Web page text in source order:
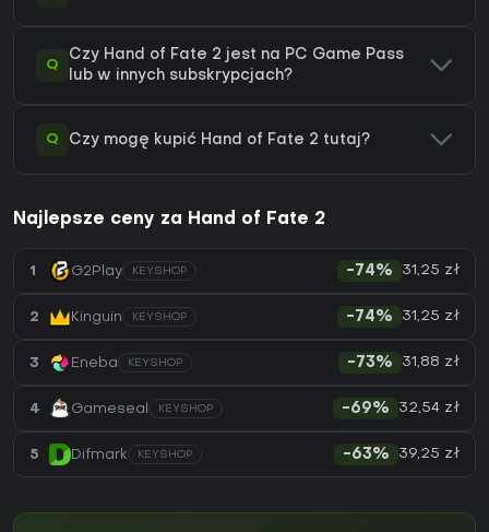
Q
Czy Hand of Fate 2 jest na PC Game Pass
lub w innych subskrypcjach?
Q Czy mogę kupić Hand of Fate 2 tutaj?
Najlepsze ceny za Hand of Fate 2
1 G2Play KEYSHOP -74% 31,25 zł
2 Kinguin KEYSHOP -74% 31,25 zł
3 Eneba KEYSHOP -73% 31,88 zł
4 Gameseal KEYSHOP -69% 32,54 zł
5 Difmark KEYSHOP -63% 39,25 zł